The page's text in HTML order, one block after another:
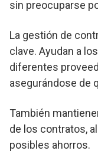
sin preocuparse
La gestión de
clave. Ayudan a
diferentes
asegurándose de
También
de los contratos,
posibles ahorros.